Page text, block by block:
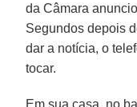
da Câmara
Segundos depois
dar a notícia, o
tocar.
Em sua casa, no